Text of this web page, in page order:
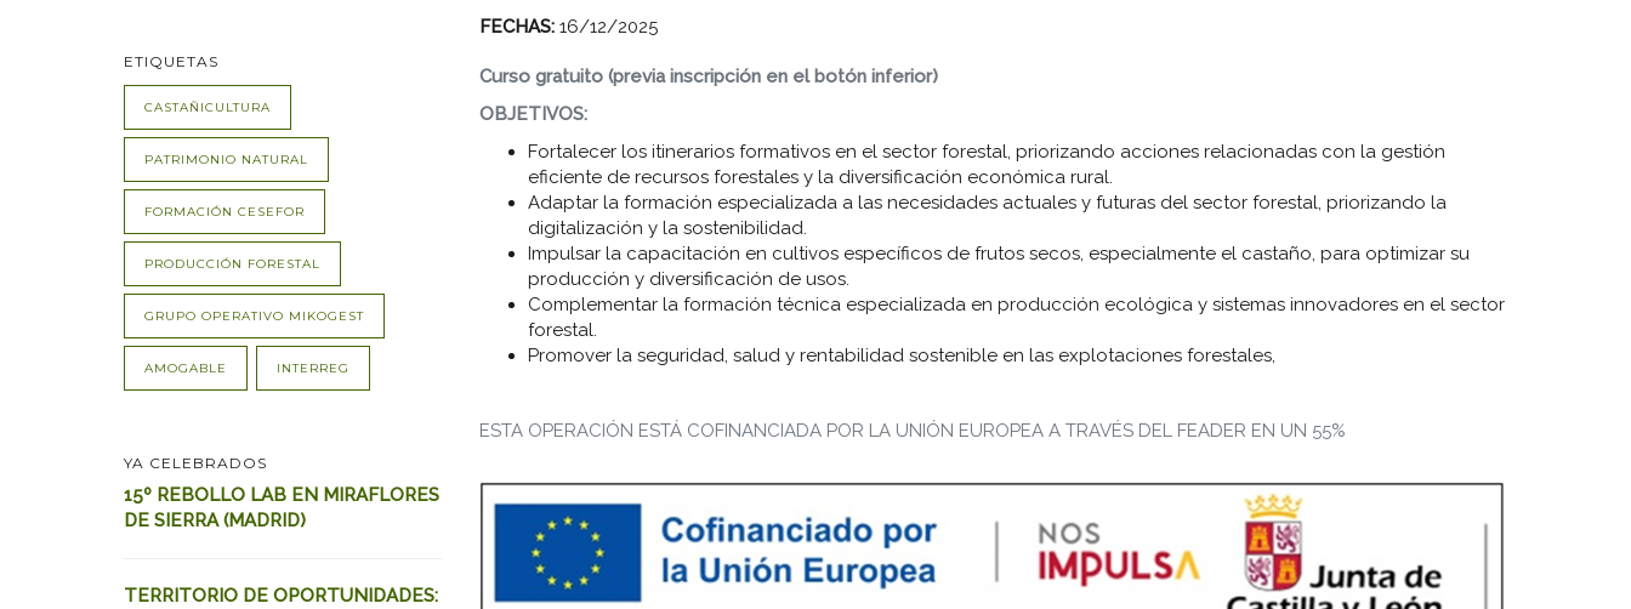
ETIQUETAS
CASTAÑICULTURA
PATRIMONIO NATURAL
FORMACIÓN CESEFOR
PRODUCCIÓN FORESTAL
GRUPO OPERATIVO MIKOGEST
AMOGABLE INTERREG
YA CELEBRADOS
15º REBOLLO LAB EN MIRAFLORES
DE SIERRA (MADRID)
TERRITORIO DE OPORTUNIDADES:
FECHAS: 16/12/2025
Curso gratuito (previa inscripción en el botón inferior)
OBJETIVOS:
Fortalecer los itinerarios formativos en el sector forestal, priorizando acciones relacionadas con la gestión
eficiente de recursos forestales y la diversificación económica rural.
Adaptar la formación especializada a las necesidades actuales y futuras del sector forestal, priorizando la
digitalización y la sostenibilidad.
Impulsar la capacitación en cultivos específicos de frutos secos, especialmente el castaño, para optimizar su
producción y diversificación de usos.
Complementar la formación técnica especializada en producción ecológica y sistemas innovadores en el sector
forestal.
Promover la seguridad, salud y rentabilidad sostenible en las explotaciones forestales,
ESTA OPERACIÓN ESTÁ COFINANCIADA POR LA UNIÓN EUROPEA A TRAVÉS DEL FEADER EN UN 55%